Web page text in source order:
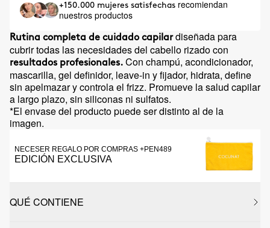
+150.000 mujeres satisfechas recomiendan
nuestros productos
Rutina completa de cuidado capilardiseñada para
cubrir todas las necesidades del cabello rizado con
resultados profesionales. Con champú, acondicionador,
mascarilla, gel definidor, leave-in y fijador, hidrata, define
sin apelmazar y controla el frizz. Promueve la salud capilar
a largo plazo, sin siliconas ni sulfatos.
*El envase del producto puede ser distinto al de la
imagen.
NECESER REGALO POR COMPRAS +PEN489
EDICIÓN EXCLUSIVA
QUÉ CONTIENE